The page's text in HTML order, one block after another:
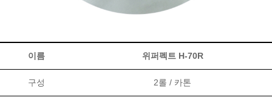
이름 위퍼펙트 H-70R
구성 2롤 / 카톤